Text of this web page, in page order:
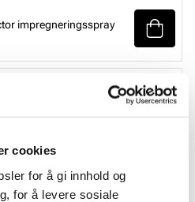
cookies
for å gi innhold og
for å levere sosiale
impregneringsspray
renovator - Nøytral
skovask